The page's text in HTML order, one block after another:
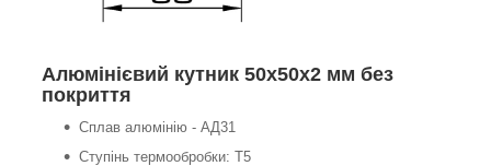
Алюмінієвий кутник 50х50х2 мм без
покриття
Сплав алюмінію - АД31
Ступінь термообробки: Т5